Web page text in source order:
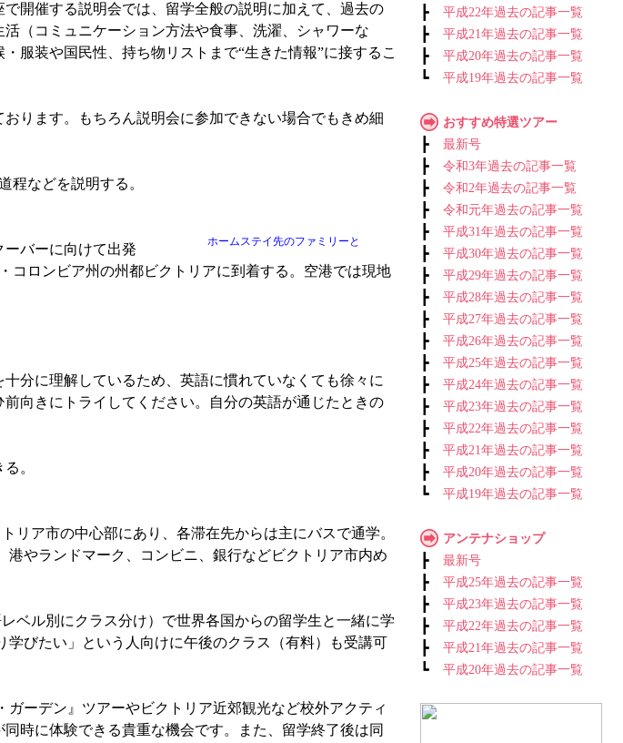
開催する説明会では、留学全般の説明に加えて、過去の
（コミュニケーション方法や食事、洗濯、シャワーな
服装や国民性、持ち物リストまで“生きた情報”に接するこ
ります。もちろん説明会に参加できない場合でもきめ細
などを説明する。
ホームステイ先のファミリーと
バーに向けて出発
コロンビア州の州都ビクトリアに到着する。空港では現地
分に理解しているため、英語に慣れていなくても徐々に
向きにトライしてください。自分の英語が通じたときの
。
ア市の中心部にあり、各滞在先からは主にバスで通学。
やランドマーク、コンビニ、銀行などビクトリア市内め
ベル別にクラス分け）で世界各国からの留学生と一緒に学
びたい」という人向けに午後のクラス（有料）も受講可
ーデン』ツアーやビクトリア近郊観光など校外アクティ
時に体験できる貴重な機会です。また、留学終了後は同
┣ 平成22年過去の記事一覧
┣ 平成21年過去の記事一覧
┣ 平成20年過去の記事一覧
┗ 平成19年過去の記事一覧
おすすめ特選ツアー
┣ 最新号
┣ 令和3年過去の記事一覧
┣ 令和2年過去の記事一覧
┣ 令和元年過去の記事一覧
┣ 平成31年過去の記事一覧
┣ 平成30年過去の記事一覧
┣ 平成29年過去の記事一覧
┣ 平成28年過去の記事一覧
┣ 平成27年過去の記事一覧
┣ 平成26年過去の記事一覧
┣ 平成25年過去の記事一覧
┣ 平成24年過去の記事一覧
┣ 平成23年過去の記事一覧
┣ 平成22年過去の記事一覧
┣ 平成21年過去の記事一覧
┣ 平成20年過去の記事一覧
┗ 平成19年過去の記事一覧
アンテナショップ
┣ 最新号
┣ 平成25年過去の記事一覧
┣ 平成23年過去の記事一覧
┣ 平成22年過去の記事一覧
┣ 平成21年過去の記事一覧
┗ 平成20年過去の記事一覧